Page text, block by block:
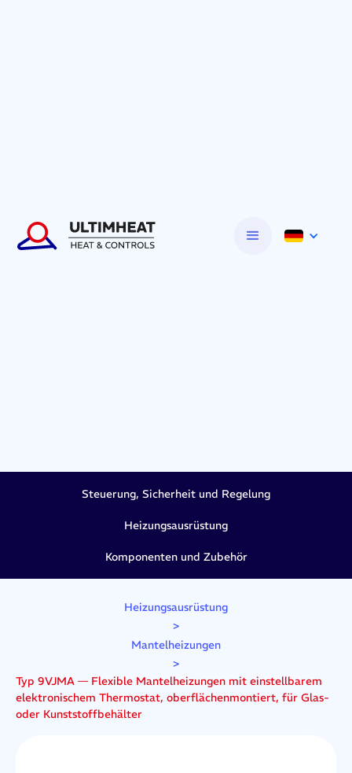
Steuerung, Sicherheit und Regelung
Heizungsausrüstung
Komponenten und Zubehör
Heizungsausrüstung
>
Mantelheizungen
>
Typ 9VJMA — Flexible Mantelheizungen mit einstellbarem
elektronischem Thermostat, oberflächenmontiert, für Glas-
oder Kunststoffbehälter